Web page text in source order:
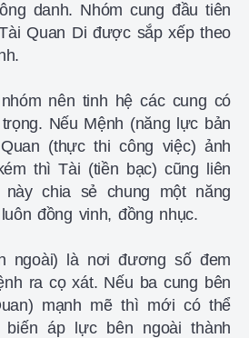
danh. Nhóm cung đầu tiên
Quan Di được sắp xếp theo
nên tinh hệ các cung có
Nếu Mệnh (năng lực bản
(thực thi công việc) ảnh
thì Tài (tiền bạc) cũng liên
này chia sẻ chung một năng
đồng vinh, đồng nhục.
ngoài) là nơi đương số đem
ra cọ xát. Nếu ba cung bên
mạnh mẽ thì mới có thể
áp lực bên ngoài thành